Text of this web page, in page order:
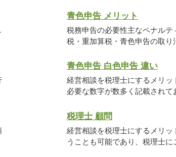
青色申告 メリット
税務申告の必要性主なペナル
税・重加算税・青色申告の取
青色申告 白色申告 違い
経営相談を税理士にするメリ
必要な数字が数多く記載され
税理士 顧問
経営相談を税理士にするメリ
うことも可能であり、税理士